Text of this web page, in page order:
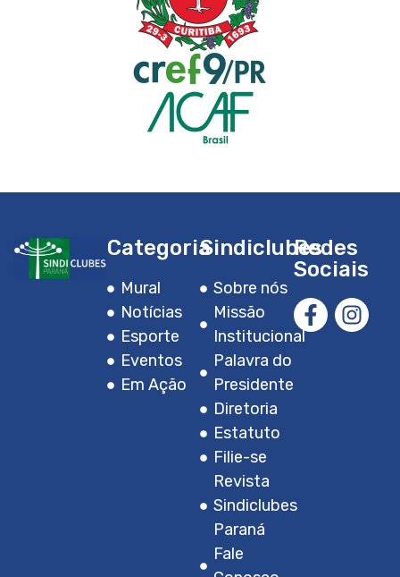
Categoria
Mural
Notícias
Esporte
Eventos
Em Ação
Sindiclubes
Sobre nós
Missão
Institucional
Palavra do
Presidente
Diretoria
Estatuto
Filie-se
Revista
Sindiclubes
Paraná
Fale
Redes
Sociais